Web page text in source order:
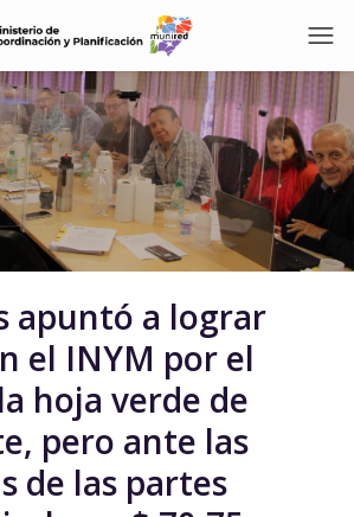
apuntó a lograr
el INYM por el
hoja verde de
pero ante las
de las partes